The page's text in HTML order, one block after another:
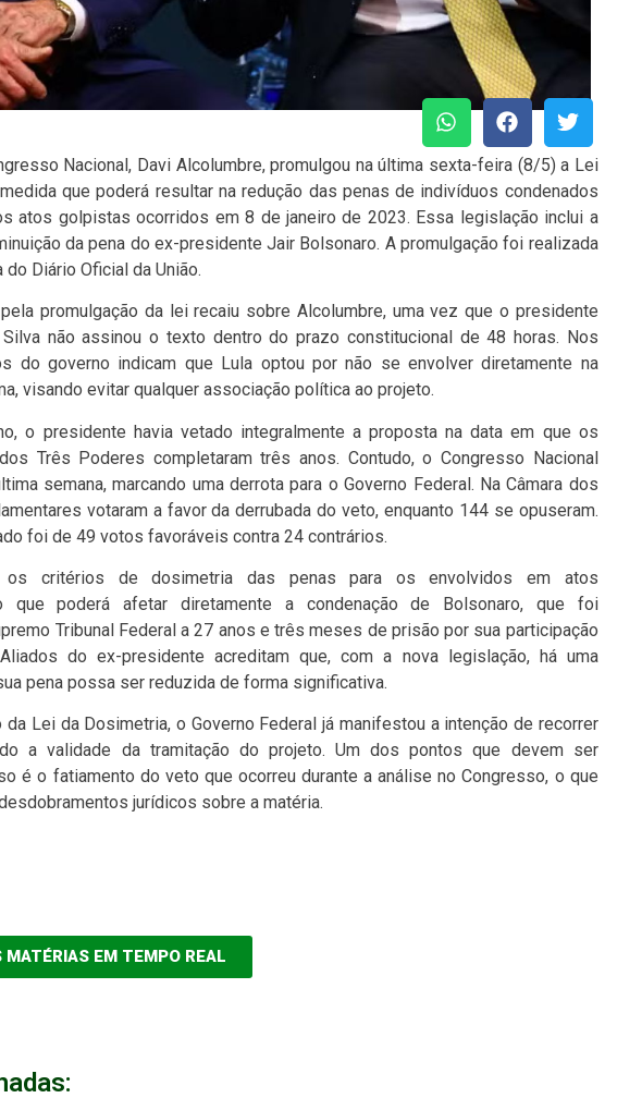
Nacional, Davi Alcolumbre, promulgou na última sexta-feira (8/5) a Lei
que poderá resultar na redução das penas de indivíduos condenados
atos golpistas ocorridos em 8 de janeiro de 2023. Essa legislação inclui a
da pena do ex-presidente Jair Bolsonaro. A promulgação foi realizada
Diário Oficial da União.
promulgação da lei recaiu sobre Alcolumbre, uma vez que o presidente
não assinou o texto dentro do prazo constitucional de 48 horas. Nos
do governo indicam que Lula optou por não se envolver diretamente na
visando evitar qualquer associação política ao projeto.
o presidente havia vetado integralmente a proposta na data em que os
Três Poderes completaram três anos. Contudo, o Congresso Nacional
semana, marcando uma derrota para o Governo Federal. Na Câmara dos
votaram a favor da derrubada do veto, enquanto 144 se opuseram.
foi de 49 votos favoráveis contra 24 contrários.
critérios de dosimetria das penas para os envolvidos em atos
que poderá afetar diretamente a condenação de Bolsonaro, que foi
Tribunal Federal a 27 anos e três meses de prisão por sua participação
do ex-presidente acreditam que, com a nova legislação, há uma
pena possa ser reduzida de forma significativa.
da Lei da Dosimetria, o Governo Federal já manifestou a intenção de recorrer
a validade da tramitação do projeto. Um dos pontos que devem ser
é o fatiamento do veto que ocorreu durante a análise no Congresso, o que
jurídicos sobre a matéria.
MATÉRIAS EM TEMPO REAL